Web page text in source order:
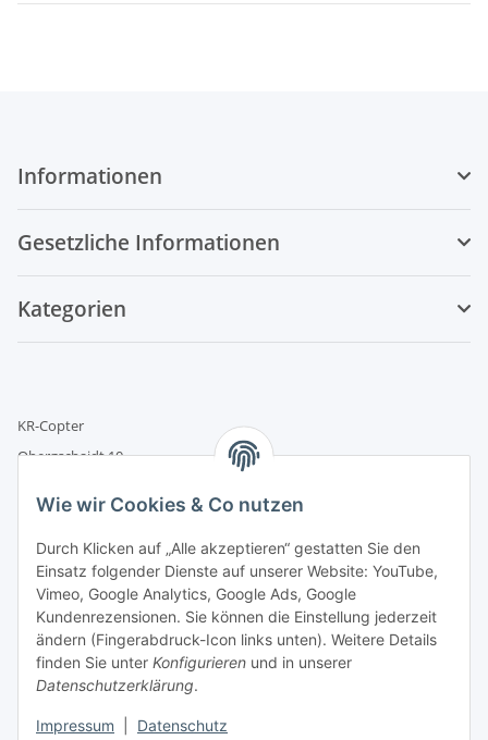
Wie wir Cookies & Co nutzen
Durch Klicken auf „Alle akzeptieren“ gestatten Sie den
Einsatz folgender Dienste auf unserer Website: YouTube,
Vimeo, Google Analytics, Google Ads, Google
Kundenrezensionen. Sie können die Einstellung jederzeit
ändern (Fingerabdruck-Icon links unten). Weitere Details
finden Sie unter Konfigurieren und in unserer
Datenschutzerklärung.
Impressum Datenschutz
Informationen
Gesetzliche Informationen
Kategorien
KR-Copter
Obergschaidt 10
+49 (0) 9944 / 30 22 77 - 0
Offizieller